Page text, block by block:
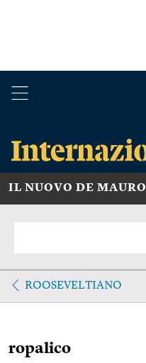
IL NUOVO DE MAURO
ROOSEVELTIANO
ropalico